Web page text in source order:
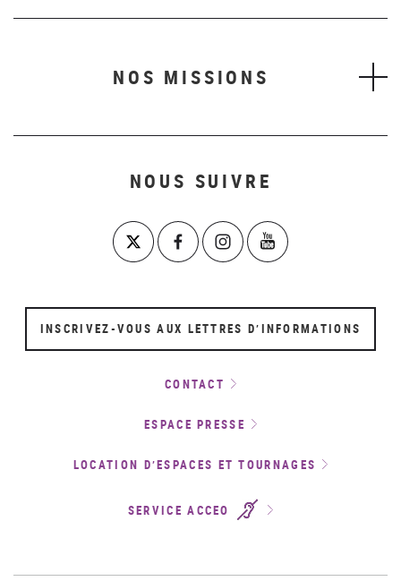
NOS MISSIONS
NOUS SUIVRE
INSCRIVEZ-VOUS AUX LETTRES D’INFORMATIONS
CONTACT
ESPACE PRESSE
LOCATION D’ESPACES ET TOURNAGES
SERVICE ACCEO